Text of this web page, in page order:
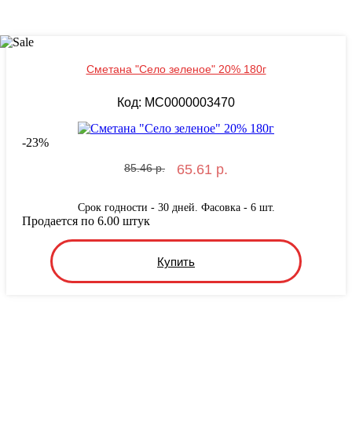
Сметана "Село зеленое" 20% 180г
Код: MС0000003470
-23%
85.46 р. 65.61 р.
Срок годности - 30 дней. Фасовка - 6 шт.
Купить
Продается по 6.00 штук